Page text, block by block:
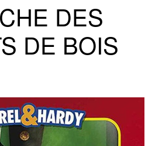
DES
DE BOIS